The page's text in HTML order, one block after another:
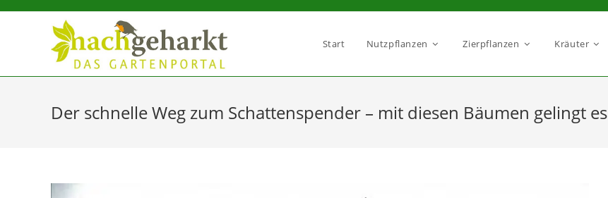
Sidebar-
Start Nutzpflanzen Zierpflanzen Kräuter
Der schnelle Weg zum Schattenspender – mit diesen Bäumen gelingt es